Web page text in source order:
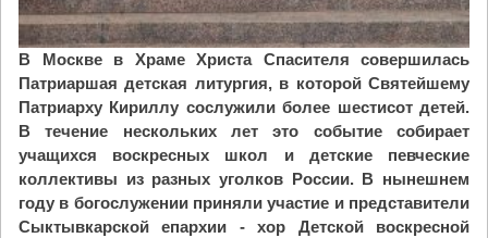
м
н
и
к
о
в
"
б
и
щ
е
п
р
о
ш
ё
л
В Москве в Храме Христа Спасителя совершилась
Патриаршая детская литургия, в которой Святейшему
Патриарху Кириллу сослужили более шестисот детей.
В течение нескольких лет это событие собирает
учащихся воскресных школ и детские певческие
коллективы из разных уголков России. В нынешнем
году в богослужении приняли участие и представители
Сыктывкарской епархии - хор Детской воскресной